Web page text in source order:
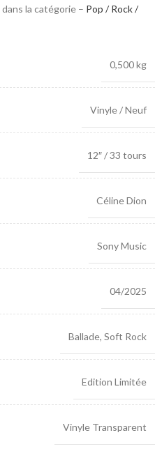
dans la catégorie – Pop / Rock /
0,500 kg
Vinyle / Neuf
12″ / 33 tours
Céline Dion
Sony Music
04/2025
Ballade, Soft Rock
Edition Limitée
Vinyle Transparent